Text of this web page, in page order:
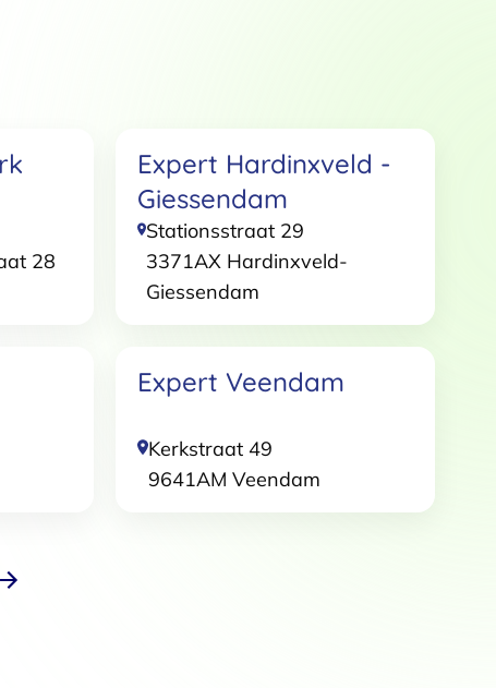
voor social media,
je aan ze hebt verstrekt of die
28
Expert Hardinxveld -
Giessendam
Stationsstraat 29
3371AX Hardinxveld-
Giessendam
Expert Veendam
Kerkstraat 49
9641AM Veendam